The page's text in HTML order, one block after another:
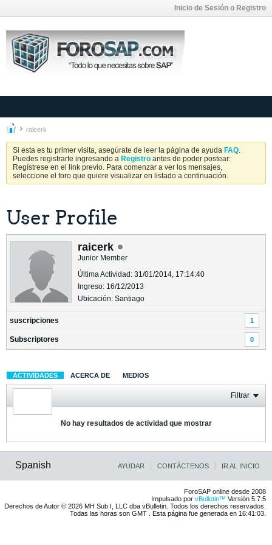
Inicio de Sesión o Registro
raicerk
Si esta es tu primer visita, asegúrate de leer la página de ayuda FAQ.
Puedes registrarte ingresando a Registro antes de poder postear:
Regístrese en el link previo. Para comenzar a ver los mensajes,
seleccione el foro que quiere visualizar en listado a continuación.
User Profile
raicerk
Junior Member
Última Actividad: 31/01/2014, 17:14:40
Ingreso: 16/12/2013
Ubicación: Santiago
suscripciones 1
Subscriptores 0
ACTIVIDADES ACERCA DE MEDIOS
Filtrar
No hay resultados de actividad que mostrar
Spanish AYUDAR CONTÁCTENOS IR AL INICIO
ForoSAP online desde 2008
Impulsado por vBulletin™ Versión 5.7.5
Derechos de Autor © 2026 MH Sub I, LLC dba vBulletin. Todos los derechos reservados.
Todas las horas son GMT . Esta página fue generada en 16:41:03.